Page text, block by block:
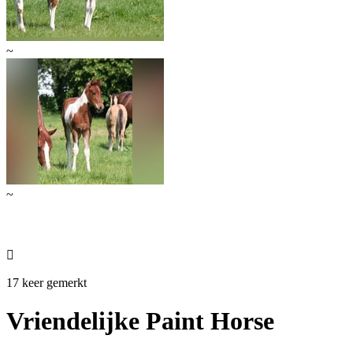
~
~

17 keer gemerkt
Vriendelijke Paint Horse